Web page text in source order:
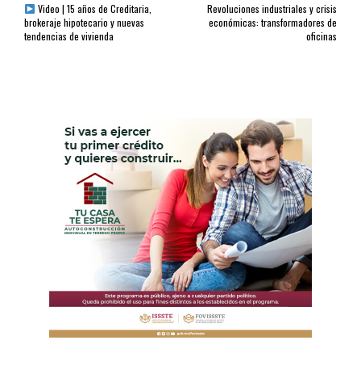
Video | 15 años de Creditaria,
brokeraje hipotecario y nuevas
tendencias de vivienda
Revoluciones industriales y crisis
económicas: transformadores de
oficinas